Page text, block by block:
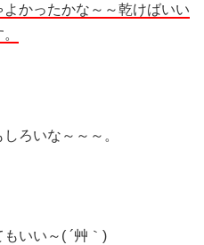
かったかな～～乾けばいい
ろいな～～～。
いい～( ´艸｀)